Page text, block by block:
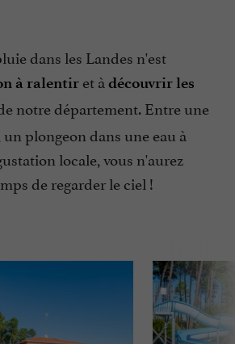
dans les Landes n'est
à ralentir et à découvrir les
notre département. Entre une
plongeon dans une eau à
locale, vous n'aurez
de regarder le ciel !